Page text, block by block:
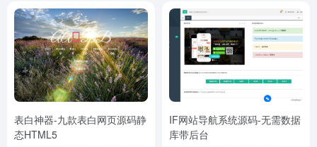
表白神器-九款表白网页源码静
态HTML5
IF网站导航系统源码-无需数据
库带后台